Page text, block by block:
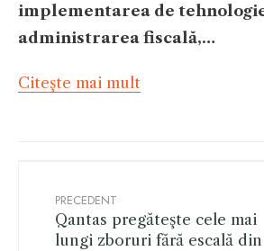
implementarea de
administrarea fiscală,…
Citeşte mai mult
PRECEDENT
Qantas pregăteşte cele mai
lungi zboruri fără escală din